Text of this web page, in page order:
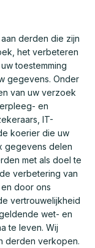
derden die zijn
het verbeteren
toestemming
gegevens. Onder
van uw verzoek
en
IT-
koerier die uw
gegevens delen
met als doel te
verbetering van
door ons
vertrouwelijkheid
wet- en
te leven. Wij
derden verkopen.